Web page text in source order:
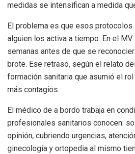
medidas se intensifican a medida
El problema es que esos
alguien los activa a tiempo. En el
semanas antes de que se
brote. Ese retraso, según el relato
formación sanitaria que asumió el
más contagios.
El médico de a bordo trabaja en
profesionales sanitarios conocen:
opinión, cubriendo urgencias,
ginecología y ortopedia al mismo